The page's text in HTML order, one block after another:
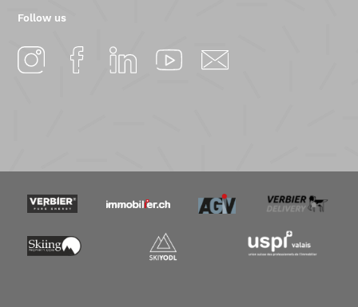
Follow us